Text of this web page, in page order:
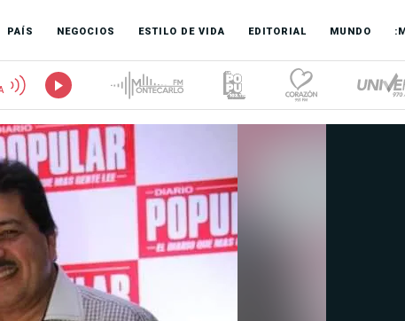
PAÍS NEGOCIOS ESTILO DE VIDA EDITORIAL MUNDO